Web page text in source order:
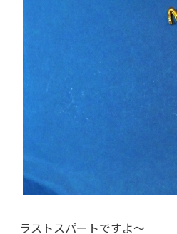
ラストスパートですよ〜